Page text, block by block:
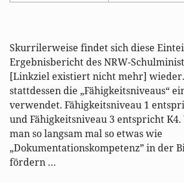
Skurrilerweise findet sich diese
Ergebnisbericht des NRW-
[Linkziel existiert nicht mehr]
stattdessen die „Fähigkeitsniveaus“
verwendet. Fähigkeitsniveau 1
und Fähigkeitsniveau 3 entspricht
man so langsam mal so etwas wie
„Dokumentationskompetenz” in der
fördern …